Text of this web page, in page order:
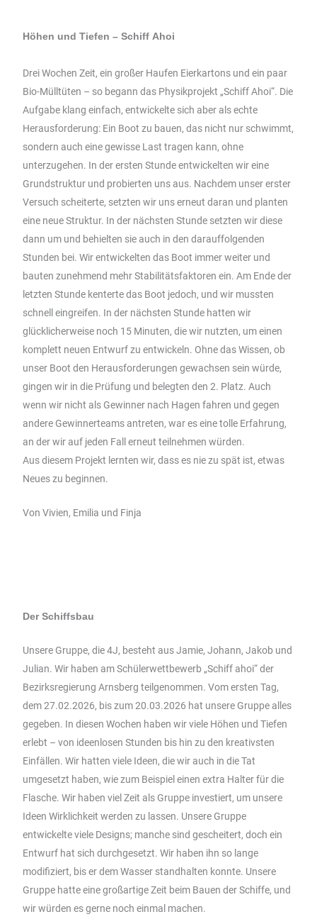
Höhen und Tiefen – Schiff Ahoi
Drei Wochen Zeit, ein großer Haufen Eierkartons und ein paar
Bio-Mülltüten – so begann das Physikprojekt „Schiff Ahoi“. Die
Aufgabe klang einfach, entwickelte sich aber als echte
Herausforderung: Ein Boot zu bauen, das nicht nur schwimmt,
sondern auch eine gewisse Last tragen kann, ohne
unterzugehen. In der ersten Stunde entwickelten wir eine
Grundstruktur und probierten uns aus. Nachdem unser erster
Versuch scheiterte, setzten wir uns erneut daran und planten
eine neue Struktur. In der nächsten Stunde setzten wir diese
dann um und behielten sie auch in den darauffolgenden
Stunden bei. Wir entwickelten das Boot immer weiter und
bauten zunehmend mehr Stabilitätsfaktoren ein. Am Ende der
letzten Stunde kenterte das Boot jedoch, und wir mussten
schnell eingreifen. In der nächsten Stunde hatten wir
glücklicherweise noch 15 Minuten, die wir nutzten, um einen
komplett neuen Entwurf zu entwickeln. Ohne das Wissen, ob
unser Boot den Herausforderungen gewachsen sein würde,
gingen wir in die Prüfung und belegten den 2. Platz. Auch
wenn wir nicht als Gewinner nach Hagen fahren und gegen
andere Gewinnerteams antreten, war es eine tolle Erfahrung,
an der wir auf jeden Fall erneut teilnehmen würden.
Aus diesem Projekt lernten wir, dass es nie zu spät ist, etwas
Neues zu beginnen.
Von Vivien, Emilia und Finja
Der Schiffsbau
Unsere Gruppe, die 4J, besteht aus Jamie, Johann, Jakob und
Julian. Wir haben am Schülerwettbewerb „Schiff ahoi“ der
Bezirksregierung Arnsberg teilgenommen. Vom ersten Tag,
dem 27.02.2026, bis zum 20.03.2026 hat unsere Gruppe alles
gegeben. In diesen Wochen haben wir viele Höhen und Tiefen
erlebt – von ideenlosen Stunden bis hin zu den kreativsten
Einfällen. Wir hatten viele Ideen, die wir auch in die Tat
umgesetzt haben, wie zum Beispiel einen extra Halter für die
Flasche. Wir haben viel Zeit als Gruppe investiert, um unsere
Ideen Wirklichkeit werden zu lassen. Unsere Gruppe
entwickelte viele Designs; manche sind gescheitert, doch ein
Entwurf hat sich durchgesetzt. Wir haben ihn so lange
modifiziert, bis er dem Wasser standhalten konnte. Unsere
Gruppe hatte eine großartige Zeit beim Bauen der Schiffe, und
wir würden es gerne noch einmal machen.